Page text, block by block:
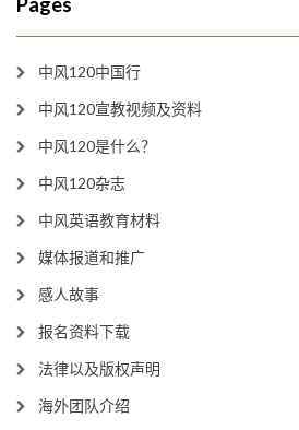
Pages
中风120中国行
中风120宣教视频及资料
中风120是什么？
中风120杂志
中风英语教育材料
媒体报道和推广
感人故事
报名资料下载
法律以及版权声明
海外团队介绍